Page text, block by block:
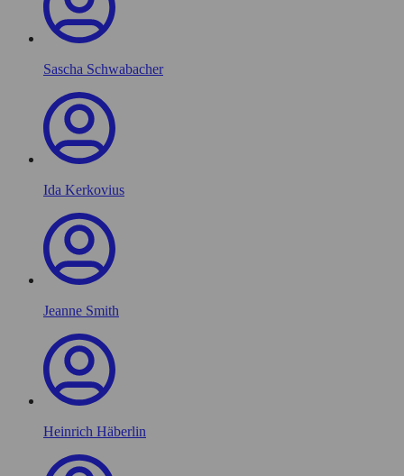
Sascha Schwabacher
Ida Kerkovius
Jeanne Smith
Heinrich Häberlin